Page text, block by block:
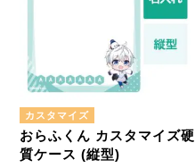
カスタマイズ
おらふくん カスタマイズ硬
質ケース (縦型)